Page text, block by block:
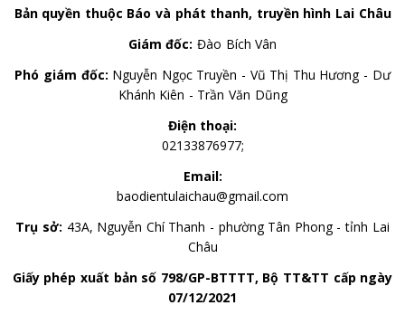
Bản quyền thuộc Báo và phát thanh, truyền hình Lai Châu
Giám đốc: Đào Bích Vân
Phó giám đốc: Nguyễn Ngọc Truyền - Vũ Thị Thu Hương - Dư
Khánh Kiên - Trần Văn Dũng
Điện thoại:
02133876977;
Email:
baodientulaichau@gmail.com
Trụ sở: 43A, Nguyễn Chí Thanh - phường Tân Phong - tỉnh Lai
Châu
Giấy phép xuất bản số 798/GP-BTTTT, Bộ TT&TT cấp ngày
07/12/2021